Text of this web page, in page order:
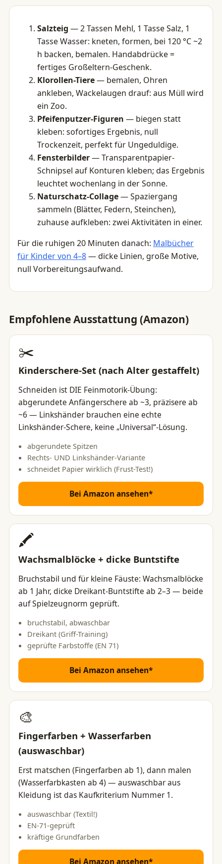
Salzteig — 2 Tassen Mehl, 1 Tasse Salz, 1
Tasse Wasser: kneten, formen, bei 120 °C ~2
h backen, bemalen. Handabdrücke =
fertiges Großeltern-Geschenk.
Klorollen-Tiere— bemalen, Ohren
ankleben, Wackelaugen drauf: aus Müll wird
ein Zoo.
Pfeifenputzer-Figuren — biegen statt
kleben: sofortiges Ergebnis, null
Trockenzeit, perfekt für Ungeduldige.
Fensterbilder— Transparentpapier-
Schnipsel auf Konturen kleben; das Ergebnis
leuchtet wochenlang in der Sonne.
Naturschatz-Collage— Spaziergang
sammeln (Blätter, Federn, Steinchen),
zuhause aufkleben: zwei Aktivitäten in einer.
Für die ruhigen 20 Minuten danach: Malbücher
für Kinder von 4–8— dicke Linien, große Motive,
null Vorbereitungsaufwand.
Empfohlene Ausstattung (Amazon)
✂️
Kinderschere-Set (nach Alter gestaffelt)
Schneiden ist DIE Feinmotorik-Übung:
abgerundete Anfängerschere ab ~3, präzisere ab
~6 — Linkshänder brauchen eine echte
Linkshänder-Schere, keine „Universal“-Lösung.
abgerundete Spitzen
Rechts- UND Linkshänder-Variante
schneidet Papier wirklich (Frust-Test!)
Bei Amazon ansehen*
🖍️
Wachsmalblöcke + dicke Buntstifte
Bruchstabil und für kleine Fäuste: Wachsmalblöcke
ab 1 Jahr, dicke Dreikant-Buntstifte ab 2–3 — beide
auf Spielzeugnorm geprüft.
bruchstabil, abwaschbar
Dreikant (Griff-Training)
geprüfte Farbstoffe (EN 71)
Bei Amazon ansehen*
🎨
Fingerfarben + Wasserfarben
(auswaschbar)
Erst matschen (Fingerfarben ab 1), dann malen
(Wasserfarbkasten ab 4) — auswaschbar aus
Kleidung ist das Kaufkriterium Nummer 1.
auswaschbar (Textil!)
EN-71-geprüft
kräftige Grundfarben
Bei Amazon ansehen*